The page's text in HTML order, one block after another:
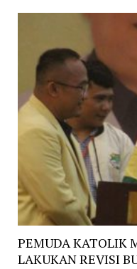
PEMUDA KATOLIK
LAKUKAN REVISI